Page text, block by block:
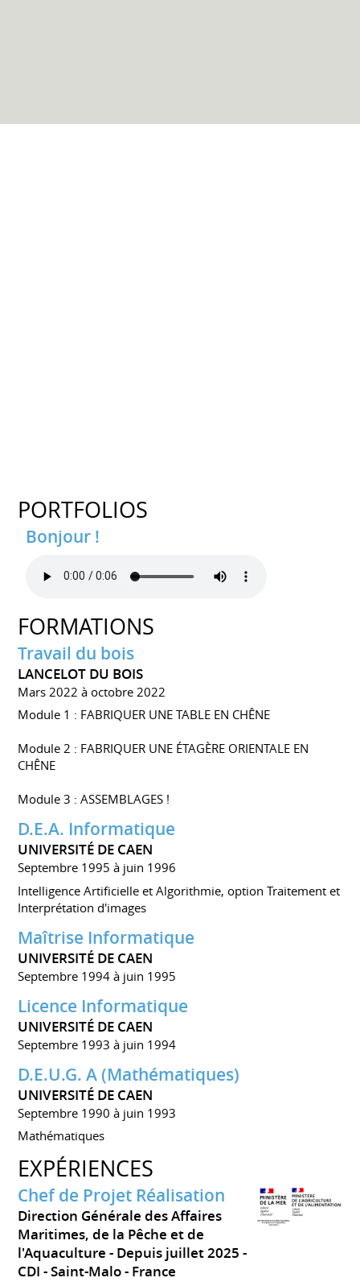
PORTFOLIOS
Bonjour !
FORMATIONS
Travail du bois
LANCELOT DU BOIS
Mars 2022 à octobre 2022
Module 1 : FABRIQUER UNE TABLE EN CHÊNE
Module 2 : FABRIQUER UNE ÉTAGÈRE ORIENTALE EN
CHÊNE
Module 3 : ASSEMBLAGES !
D.E.A. Informatique
UNIVERSITÉ DE CAEN
Septembre 1995 à juin 1996
Intelligence Artificielle et Algorithmie, option Traitement et
Interprétation d'images
Maîtrise Informatique
UNIVERSITÉ DE CAEN
Septembre 1994 à juin 1995
Licence Informatique
UNIVERSITÉ DE CAEN
Septembre 1993 à juin 1994
D.E.U.G. A (Mathématiques)
UNIVERSITÉ DE CAEN
Septembre 1990 à juin 1993
Mathématiques
EXPÉRIENCES
Chef de Projet Réalisation
Direction Générale des Affaires
Maritimes, de la Pêche et de
l'Aquaculture
Depuis juillet 2025
CDI
Saint-Malo France